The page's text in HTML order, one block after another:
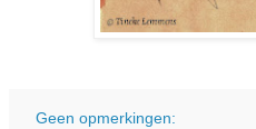
Geen opmerkingen: